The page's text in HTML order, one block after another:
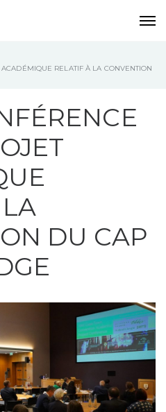
RELATIF À LA CONVENTION
DU CAP